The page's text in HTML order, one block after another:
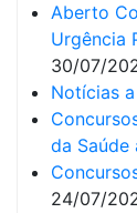
Aberto
Urgência
30/07/
Notícias
da
24/07/